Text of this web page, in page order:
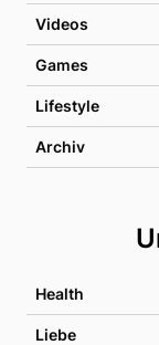
Videos
Games
Lifestyle
Archiv
Health
Liebe